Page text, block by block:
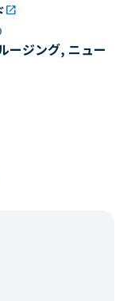
open_in_new
ージング, ニュー